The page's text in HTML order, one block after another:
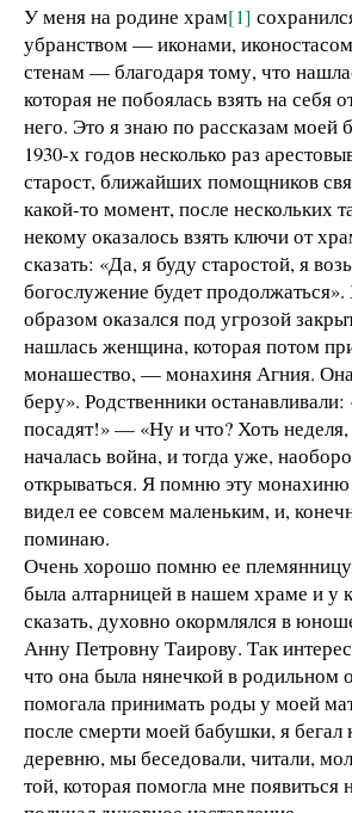
У меня на родине храм[1]
убранством — иконами,
стенам — благодаря тому, что
которая не побоялась взять на себя
него. Это я знаю по рассказам моей
1930‑х годов несколько раз
старост, ближайших помощников
какой-то момент, после нескольких
некому оказалось взять ключи от
сказать: «Да, я буду старостой, я
богослужение будет
образом оказался под угрозой
нашлась женщина, которая потом
монашество, — монахиня Агния. Она
беру». Родственники
посадят!» — «Ну и что? Хоть
началась война, и тогда уже,
открываться. Я помню эту
видел ее совсем маленьким, и,
поминаю.
Очень хорошо помню ее
была алтарницей в нашем храме и у
сказать, духовно окормлялся в
Анну Петровну Таирову. Так
что она была нянечкой в родильном
помогала принимать роды у моей
после смерти моей бабушки, я
деревню, мы беседовали, читали,
той, которая помогла мне появиться